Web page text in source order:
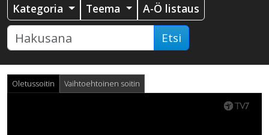
Kategoria Teema A-Ö listaus
Etsi
Oletussoitin Vaihtoehtoinen soitin